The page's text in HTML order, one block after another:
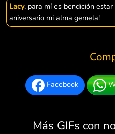
Lacy, para mí es bendición
aniversario mi alma gemela!
Facebook
Más GIFs con